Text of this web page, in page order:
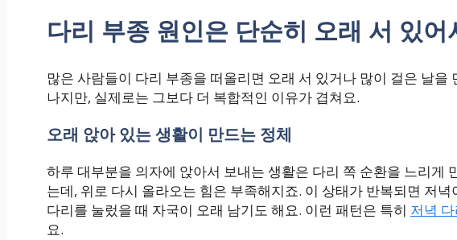
다리 부종 원인은 단순히 오래 서 있
많은 사람들이 다리 부종을 떠올리면 오래 서 있거나 많이 걸은 날을
나지만, 실제로는 그보다 더 복합적인 이유가 겹쳐요.
오래 앉아 있는 생활이 만드는 정체
하루 대부분을 의자에 앉아서 보내는 생활은 다리 쪽 순환을 느리게
는데, 위로 다시 올라오는 힘은 부족해지죠. 이 상태가 반복되면 저
다리를 눌렀을 때 자국이 오래 남기도 해요. 이런 패턴은 특히 저녁
요.